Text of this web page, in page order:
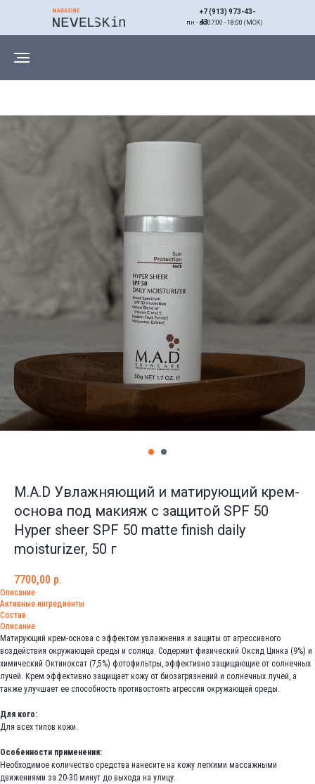
+7 (913) 973-43-
43
пн - вс 07:00 - 18:00 (МСК)
M.A.D Увлажняющий и матирующий крем-
основа под макияж с защитой SPF 50
Hyper sheer SPF 50 matte finish daily
moisturizer, 50 г
7700,00 р.
Описание
Активные ингредиенты
Состав
Описание
Матирующий крем-основа с эффектом увлажнения и защиты от агрессивного
воздействия окружающей среды и солнца. Содержит физический Оксид Цинка (9%) и
химический Октиноксат (7,5%) фотофильтры, эффективно защищающие от солнечных
лучей. Крем эффективно защищает кожу от биозагрязнений и солнечных лучей, а
также улучшает ее способность противостоять агрессии окружающей среды.
Для кого:
Для всех типов кожи.
Особенности применения:
Необходимое количество средства нанесите на кожу легкими массажными
движениями за 20-30 минут до выхода на улицу.